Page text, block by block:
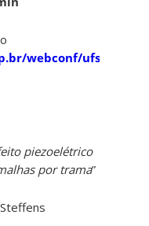
webconf/ufsc-
piezoelétrico
por trama”